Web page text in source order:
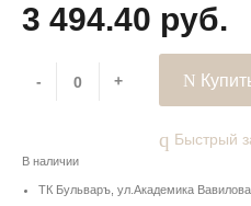
3 494.40 руб.
- +
Быстрый
В наличии
ТК Бульваръ, ул.Академика